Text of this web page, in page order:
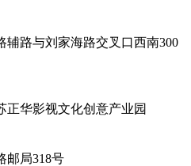
辅路与刘家海路交叉口西南300
正华影视文化创意产业园
邮局318号